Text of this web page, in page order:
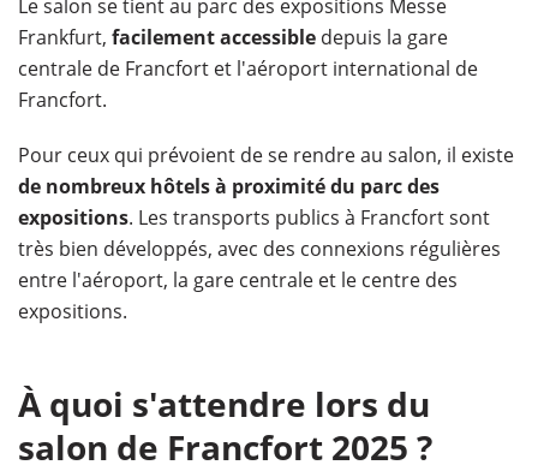
Le salon se tient au parc des expositions Messe
Frankfurt, facilement accessible depuis la gare
centrale de Francfort et l'aéroport international de
Francfort​.
Pour ceux qui prévoient de se rendre au salon, il existe
de nombreux hôtels à proximité du parc des
expositions. Les transports publics à Francfort sont
très bien développés, avec des connexions régulières
entre l'aéroport, la gare centrale et le centre des
expositions​.
À quoi s'attendre lors du
salon de Francfort 2025 ?